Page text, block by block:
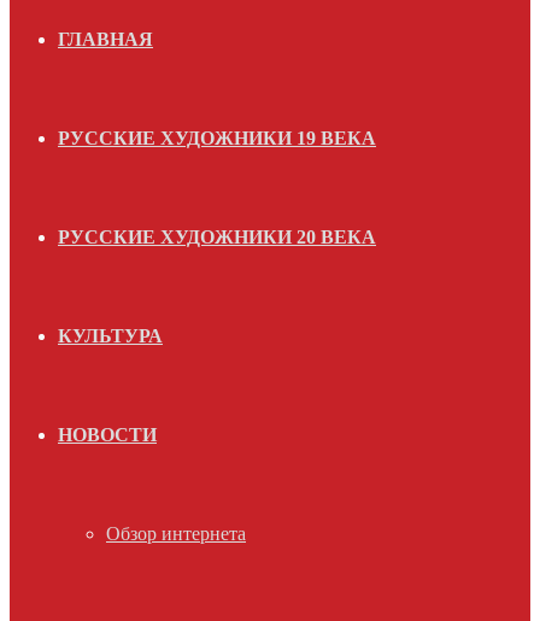
ГЛАВНАЯ
РУССКИЕ ХУДОЖНИКИ 19 ВЕКА
РУССКИЕ ХУДОЖНИКИ 20 ВЕКА
КУЛЬТУРА
НОВОСТИ
Обзор интернета